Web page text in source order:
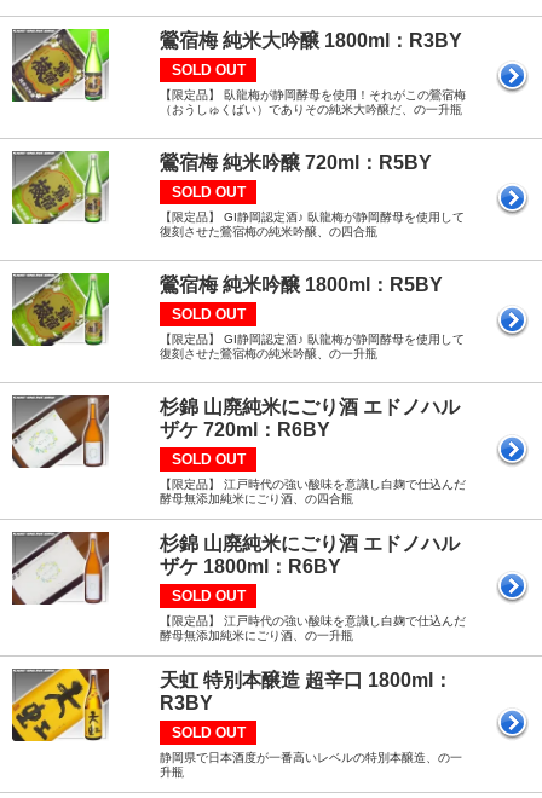
鶯宿梅 純米大吟醸 1800ml：R3BY
SOLD OUT
【限定品】 臥龍梅が静岡酵母を使用！それがこの鶯宿梅
（おうしゅくばい）でありその純米大吟醸だ、の一升瓶
鶯宿梅 純米吟醸 720ml：R5BY
SOLD OUT
【限定品】 GI静岡認定酒♪ 臥龍梅が静岡酵母を使用して
復刻させた鶯宿梅の純米吟醸、の四合瓶
鶯宿梅 純米吟醸 1800ml：R5BY
SOLD OUT
【限定品】 GI静岡認定酒♪ 臥龍梅が静岡酵母を使用して
復刻させた鶯宿梅の純米吟醸、の一升瓶
杉錦 山廃純米にごり酒 エドノハル
ザケ 720ml：R6BY
SOLD OUT
【限定品】 江戸時代の強い酸味を意識し白麹で仕込んだ
酵母無添加純米にごり酒、の四合瓶
杉錦 山廃純米にごり酒 エドノハル
ザケ 1800ml：R6BY
SOLD OUT
【限定品】 江戸時代の強い酸味を意識し白麹で仕込んだ
酵母無添加純米にごり酒、の一升瓶
天虹 特別本醸造 超辛口 1800ml：
R3BY
SOLD OUT
静岡県で日本酒度が一番高いレベルの特別本醸造、の一
升瓶